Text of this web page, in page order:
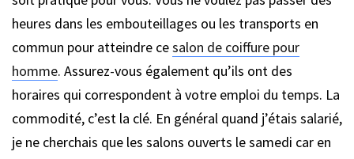
heures dans les embouteillages ou les transports en
commun pour atteindre cesalon de coiffure pour
homme. Assurez-vous également qu’ils ont des
horaires qui correspondent à votre emploi du temps. La
commodité, c’est la clé. En général quand j’étais salarié,
je ne cherchais que les salons ouverts le samedi car en